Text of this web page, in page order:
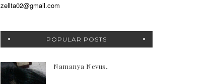
zellta02@gmail.com
POPULAR POSTS
Namanya Nevus..